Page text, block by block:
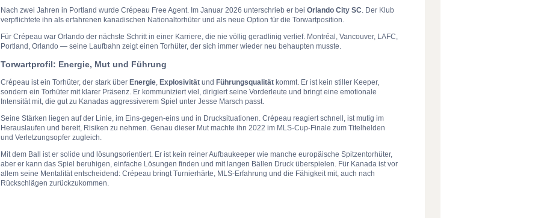
Nach zwei Jahren in Portland wurde Crépeau Free Agent. Im Januar 2026 unterschrieb er bei Orlando City SC. Der Klub
verpflichtete ihn als erfahrenen kanadischen Nationaltorhüter und als neue Option für die Torwartposition.
Für Crépeau war Orlando der nächste Schritt in einer Karriere, die nie völlig geradlinig verlief. Montréal, Vancouver, LAFC,
Portland, Orlando — seine Laufbahn zeigt einen Torhüter, der sich immer wieder neu behaupten musste.
Torwartprofil: Energie, Mut und Führung
Crépeau ist ein Torhüter, der stark über Energie, Explosivität und Führungsqualität kommt. Er ist kein stiller Keeper,
sondern ein Torhüter mit klarer Präsenz. Er kommuniziert viel, dirigiert seine Vorderleute und bringt eine emotionale
Intensität mit, die gut zu Kanadas aggressiverem Spiel unter Jesse Marsch passt.
Seine Stärken liegen auf der Linie, im Eins-gegen-eins und in Drucksituationen. Crépeau reagiert schnell, ist mutig im
Herauslaufen und bereit, Risiken zu nehmen. Genau dieser Mut machte ihn 2022 im MLS-Cup-Finale zum Titelhelden
und Verletzungsopfer zugleich.
Mit dem Ball ist er solide und lösungsorientiert. Er ist kein reiner Aufbaukeeper wie manche europäische Spitzentorhüter,
aber er kann das Spiel beruhigen, einfache Lösungen finden und mit langen Bällen Druck überspielen. Für Kanada ist vor
allem seine Mentalität entscheidend: Crépeau bringt Turnierhärte, MLS-Erfahrung und die Fähigkeit mit, auch nach
Rückschlägen zurückzukommen.